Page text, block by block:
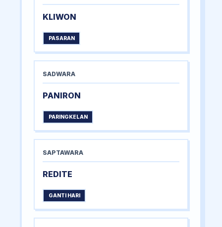
KLIWON
PASARAN
SADWARA
PANIRON
PARINGKELAN
SAPTAWARA
REDITE
GANTI HARI